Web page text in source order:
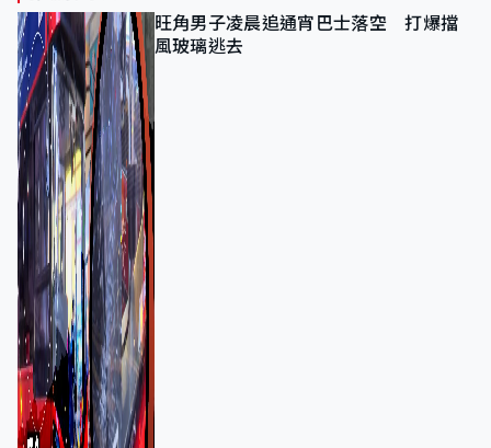
旺角男子凌晨追通宵巴士落空 打爆擋
風玻璃逃去